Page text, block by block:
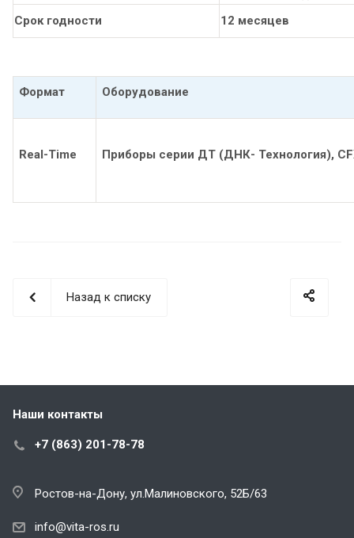
Срок годности
12 месяцев
Формат Оборудование
Real-Time Приборы серии ДТ (ДНК- Технология),
Назад к списку
Наши контакты
+7 (863) 201-78-78
Ростов-на-Дону, ул.Малиновского, 52Б/63
info@vita-ros.ru